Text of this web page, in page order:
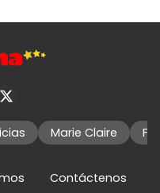
Marie Claire
Contáctenos